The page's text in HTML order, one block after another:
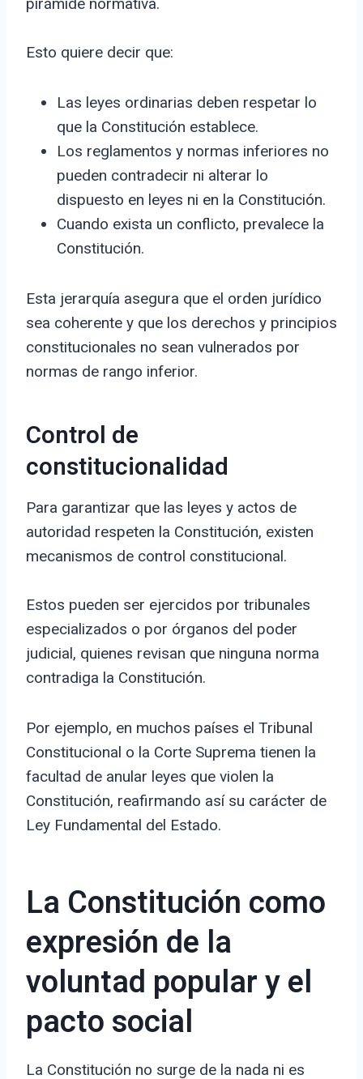
pirámide normativa.
Esto quiere decir que:
Las leyes ordinarias deben respetar lo
que la Constitución establece.
Los reglamentos y normas inferiores no
pueden contradecir ni alterar lo
dispuesto en leyes ni en la Constitución.
Cuando exista un conflicto, prevalece la
Constitución.
Esta jerarquía asegura que el orden jurídico
sea coherente y que los derechos y principios
constitucionales no sean vulnerados por
normas de rango inferior.
Control de
constitucionalidad
Para garantizar que las leyes y actos de
autoridad respeten la Constitución, existen
mecanismos de control constitucional.
Estos pueden ser ejercidos por tribunales
especializados o por órganos del poder
judicial, quienes revisan que ninguna norma
contradiga la Constitución.
Por ejemplo, en muchos países el Tribunal
Constitucional o la Corte Suprema tienen la
facultad de anular leyes que violen la
Constitución, reafirmando así su carácter de
Ley Fundamental del Estado.
La Constitución como
expresión de la
voluntad popular y el
pacto social
La Constitución no surge de la nada ni es